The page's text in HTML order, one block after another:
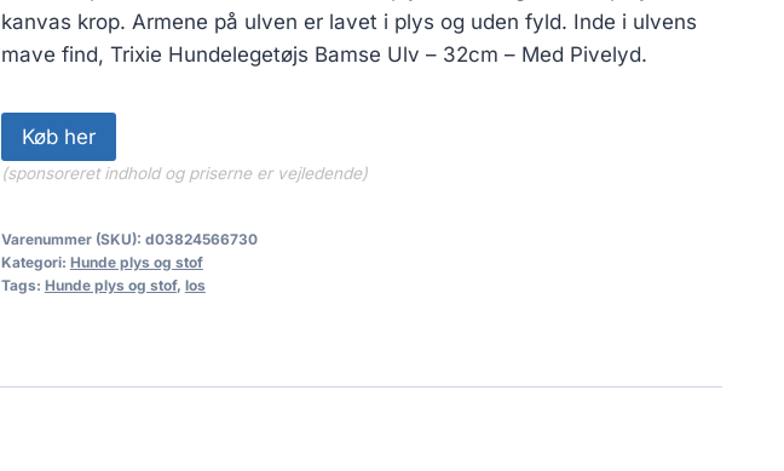
kanvas krop. Armene på ulven er lavet i plys og uden fyld. Inde i ulvens
mave find, Trixie Hundelegetøjs Bamse Ulv – 32cm – Med Pivelyd.
Køb her
(sponsoreret indhold og priserne er vejledende)
Varenummer (SKU): d03824566730
Kategori: Hunde plys og stof
Tags: Hunde plys og stof, los